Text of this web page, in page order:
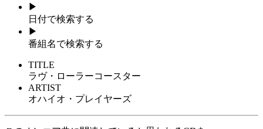
▶
日付で検索する
▶
番組名で検索する
TITLE
ラヴ・ローラーコースター
ARTIST
オハイオ・プレイヤーズ